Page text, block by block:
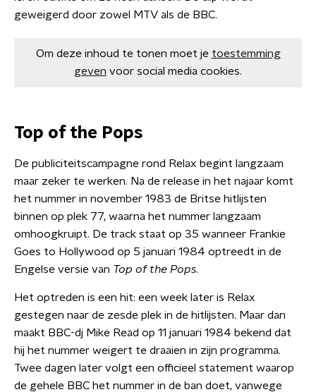
geweigerd door zowel MTV als de BBC.
Om deze inhoud te tonen moet je toestemming
geven voor social media cookies.
Top of the Pops
De publiciteitscampagne rond Relax begint langzaam
maar zeker te werken. Na de release in het najaar komt
het nummer in november 1983 de Britse hitlijsten
binnen op plek 77, waarna het nummer langzaam
omhoogkruipt. De track staat op 35 wanneer Frankie
Goes to Hollywood op 5 januari 1984 optreedt in de
Engelse versie van Top of the Pops.
Het optreden is een hit: een week later is Relax
gestegen naar de zesde plek in de hitlijsten. Maar dan
maakt BBC-dj Mike Read op 11 januari 1984 bekend dat
hij het nummer weigert te draaien in zijn programma.
Twee dagen later volgt een officieel statement waarop
de gehele BBC het nummer in de ban doet, vanwege